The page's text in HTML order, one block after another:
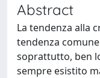
Abstract
La tendenza alla
tendenza
soprattutto, ben
sempre esistito